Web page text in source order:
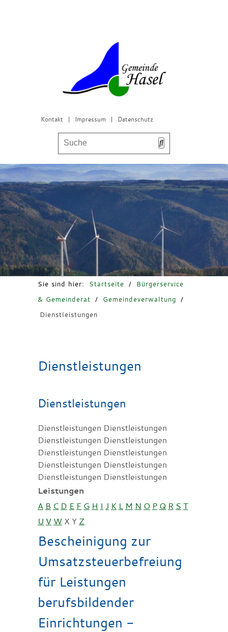
Kontakt | Impressum | Datenschutz
Bürgerservice & Gemeinderat
Leben in Hasel
Freizeit & Tourismus
Sie sind hier: Startseite /
Bürgerservice
& Gemeinderat
/ Gemeindeverwaltung
/
Dienstleistungen
Dienstleistungen
Dienstleistungen
Dienstleistungen Dienstleistungen
Dienstleistungen Dienstleistungen
Dienstleistungen Dienstleistungen
Dienstleistungen Dienstleistungen
Dienstleistungen Dienstleistungen
Leistungen
A B C D E F G H I J K L M N O P Q R S T
U V W X Y Z
Bescheinigung zur
Umsatzsteuerbefreiung
für Leistungen
berufsbildender
Einrichtungen -